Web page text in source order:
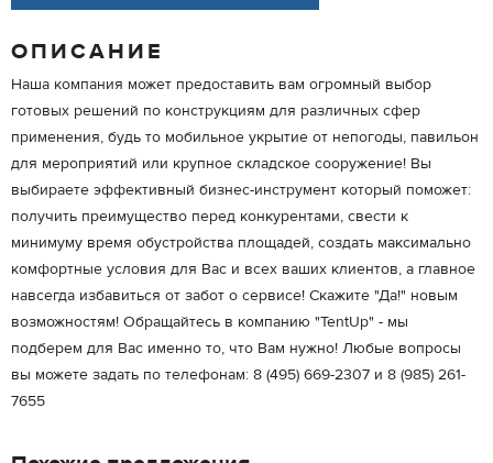
ОПИСАНИЕ
Наша компания может предоставить вам огромный выбор
готовых решений по конструкциям для различных сфер
применения, будь то мобильное укрытие от непогоды, павильон
для мероприятий или крупное складское сооружение! Вы
выбираете эффективный бизнес-инструмент который поможет:
получить преимущество перед конкурентами, свести к
минимуму время обустройства площадей, создать максимально
комфортные условия для Вас и всех ваших клиентов, а главное
навсегда избавиться от забот о сервисе! Скажите "Да!" новым
возможностям! Обращайтесь в компанию "TentUp" - мы
подберем для Вас именно то, что Вам нужно! Любые вопросы
вы можете задать по телефонам: 8 (495) 669-2307 и 8 (985) 261-
7655